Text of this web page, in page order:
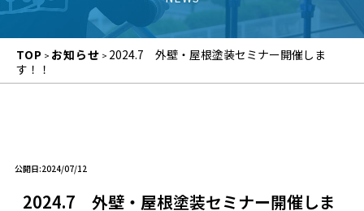
TOP > お知らせ > 2024.7 外壁・屋根塗装セミナー開催しま
す！！
公開日:2024/07/12
2024.7 外壁・屋根塗装セミナー開催しま